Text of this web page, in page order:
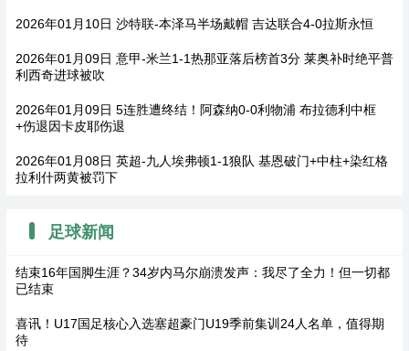
2026年01月10日 沙特联-本泽马半场戴帽 吉达联合4-0拉斯永恒
2026年01月09日 意甲-米兰1-1热那亚落后榜首3分 莱奥补时绝平普
利西奇进球被吹
2026年01月09日 5连胜遭终结！阿森纳0-0利物浦 布拉德利中框
+伤退因卡皮耶伤退
2026年01月08日 英超-九人埃弗顿1-1狼队 基恩破门+中柱+染红格
拉利什两黄被罚下
足球新闻
结束16年国脚生涯？34岁内马尔崩溃发声：我尽了全力！但一切都
已结束
喜讯！U17国足核心入选塞超豪门U19季前集训24人名单，值得期
待